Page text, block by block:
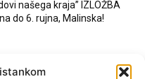
našega kraja” IZLOŽBA
do 6. rujna, Malinska!